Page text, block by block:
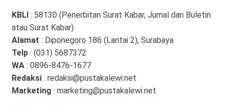
KBLI : 58130 (Penerbitan Surat Kabar, Jurnal dan Buletin
atau Surat Kabar)
Alamat : Diponegoro 186 (Lantai 2), Surabaya
Telp: (031) 5687372
WA: 0896-8476-1677
Redaksi: redaksi@pustakalewi.net
Marketing : marketing@pustakalewi.net